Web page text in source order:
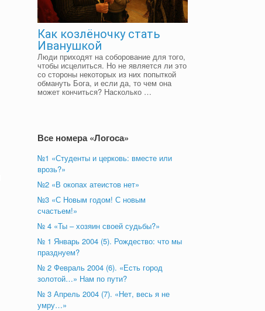
Как козлёночку стать
Иванушкой
Люди приходят на соборование для того,
чтобы исцелиться. Но не является ли это
со стороны некоторых из них попыткой
обмануть Бога, и если да, то чем она
может кончиться? Насколько …
Все номера «Логоса»
№1 «Студенты и церковь: вместе или
врозь?»
№2 «В окопах атеистов нет»
№3 «С Новым годом! С новым
счастьем!»
№ 4 «Ты – хозяин своей судьбы?»
№ 1 Январь 2004 (5). Рождество: что мы
празднуем?
№ 2 Февраль 2004 (6). «Есть город
золотой…» Нам по пути?
№ 3 Апрель 2004 (7). «Нет, весь я не
умру…»